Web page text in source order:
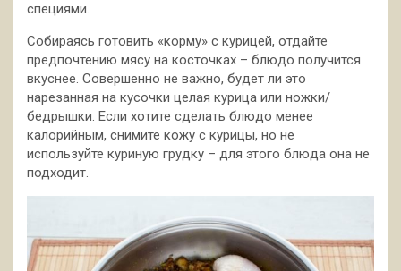
специями.
Собираясь готовить «корму» с курицей, отдайте
предпочтению мясу на косточках – блюдо получится
вкуснее. Совершенно не важно, будет ли это
нарезанная на кусочки целая курица или ножки/
бедрышки. Если хотите сделать блюдо менее
калорийным, снимите кожу с курицы, но не
используйте куриную грудку – для этого блюда она не
подходит.